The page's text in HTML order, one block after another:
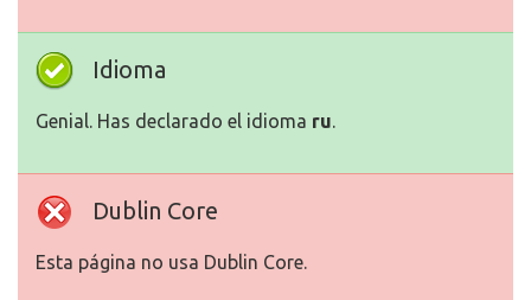
Idioma
Genial. Has declarado el idioma ru.
Dublin Core
Esta página no usa Dublin Core.